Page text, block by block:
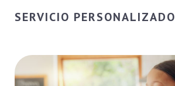
SERVICIO PERSONALIZADO